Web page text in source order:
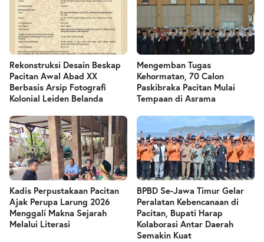
Rekonstruksi Desain Beskap
Pacitan Awal Abad XX
Berbasis Arsip Fotografi
Kolonial Leiden Belanda
Mengemban Tugas
Kehormatan, 70 Calon
Paskibraka Pacitan Mulai
Tempaan di Asrama
Kadis Perpustakaan Pacitan
Ajak Perupa Larung 2026
Menggali Makna Sejarah
Melalui Literasi
BPBD Se-Jawa Timur Gelar
Peralatan Kebencanaan di
Pacitan, Bupati Harap
Kolaborasi Antar Daerah
Semakin Kuat